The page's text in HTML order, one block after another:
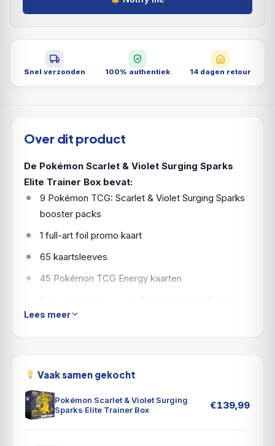
Snel verzonden 100% authentiek 14 dagen retour
Over dit product
De Pokémon Scarlet & Violet Surging Sparks
Elite Trainer Box bevat:
9 Pokémon TCG: Scarlet & Violet Surging Sparks
booster packs
1 full-art foil promo kaart
65 kaartsleeves
45 Pokémon TCG Energy kaarten
Sparks uitbreiding
2 plastic condition markers
Een collector’s box om alles in te bewaren, met 4
dividers
Lees meer
Vaak samen gekocht
Pokémon Scarlet & Violet Surging
Sparks Elite Trainer Box
€139,99